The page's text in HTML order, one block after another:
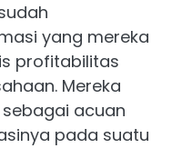
yang mereka
profitabilitas
Mereka
acuan
pada suatu